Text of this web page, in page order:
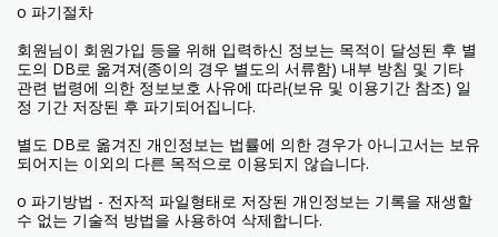
ο 파기절차
회원님이 회원가입 등을 위해 입력하신 정보는 목적이 달성된 후 별
도의 DB로 옮겨져(종이의 경우 별도의 서류함) 내부 방침 및 기타
관련 법령에 의한 정보보호 사유에 따라(보유 및 이용기간 참조) 일
정 기간 저장된 후 파기되어집니다.
별도 DB로 옮겨진 개인정보는 법률에 의한 경우가 아니고서는 보유
되어지는 이외의 다른 목적으로 이용되지 않습니다.
ο 파기방법 - 전자적 파일형태로 저장된 개인정보는 기록을 재생할
수 없는 기술적 방법을 사용하여 삭제합니다.